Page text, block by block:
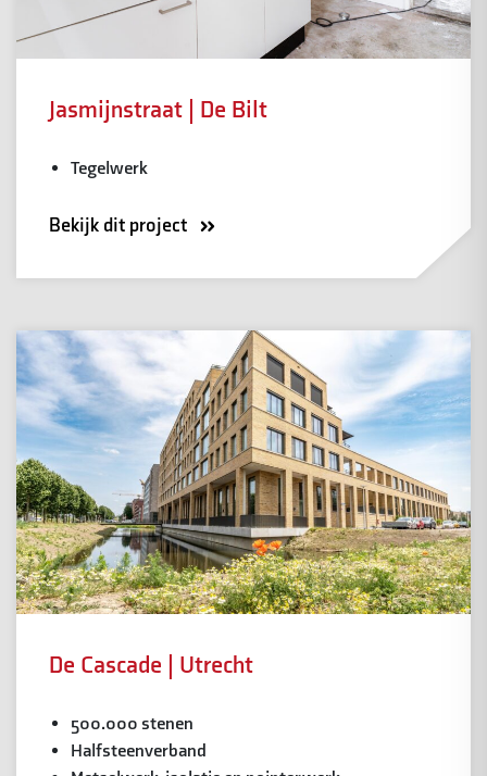
Jasmijnstraat | De Bilt
Tegelwerk
Bekijk dit project
De Cascade | Utrecht
500.000 stenen
Halfsteenverband